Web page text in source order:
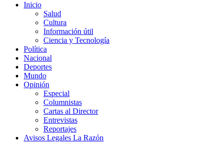
Inicio
Salud
Cultura
Información útil
Ciencia y Tecnología
Política
Nacional
Deportes
Mundo
Opinión
Especial
Columnistas
Cartas al Director
Entrevistas
Reportajes
Avisos Legales La Razón